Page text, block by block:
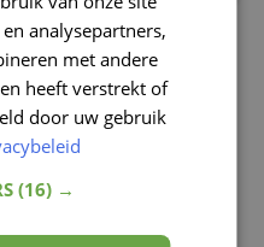
darmpassage. Goed
stoelgang.
die de natuurlijke
inname van zes gram vezel
analysepartners,
met andere
heeft verstrekt of
door uw gebruik
(16) →